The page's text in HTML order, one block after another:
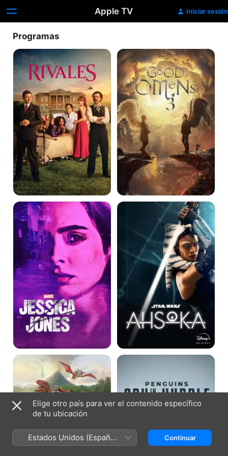
Apple TV Iniciar sesión
Programas
Rivales
Good
Omens
Jessica
Jones
Ahsoka
ARK:
Animated
Series
Pingüinos:
colonia
Elige otro país para ver el contenido específico
de tu ubicación
Estados Unidos (Español
México)
Continuar